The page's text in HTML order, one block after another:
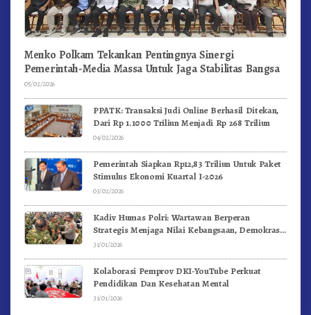
Menko Polkam Tekankan Pentingnya Sinergi
Pemerintah-Media Massa Untuk Jaga Stabilitas Bangsa
05/02/2026
PPATK: Transaksi Judi Online Berhasil Ditekan,
Dari Rp 1.1000 Triliun Menjadi Rp 268 Triliun
04/02/2026
Pemerintah Siapkan Rp12,83 Triliun Untuk Paket
Stimulus Ekonomi Kuartal I-2026
03/02/2026
Kadiv Humas Polri: Wartawan Berperan
Strategis Menjaga Nilai Kebangsaan, Demokrasi,
dan NKRI
31/01/2026
Kolaborasi Pemprov DKI-YouTube Perkuat
Pendidikan Dan Kesehatan Mental
31/01/2026